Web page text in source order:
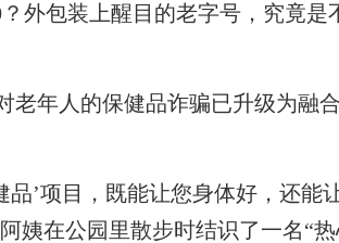
包装上醒目的老字号，究竟是
年人的保健品诈骗已升级为融合
’项目，既能让您身体好，还能
姨在公园里散步时结识了一名“